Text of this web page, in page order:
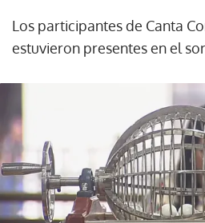
Los participantes de Canta
estuvieron presentes en el